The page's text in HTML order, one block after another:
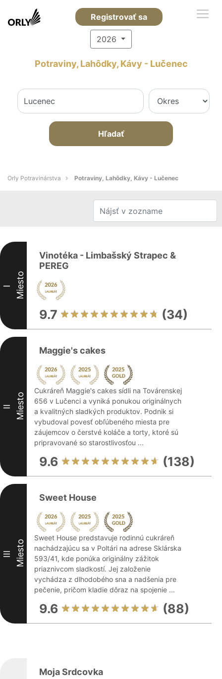
Registrovať sa
2026
Potraviny, Lahôdky, Kávy - Lučenec
Hľadať
Orly Potravinárstva Potraviny, Lahôdky, Kávy - Lučenec
I Miesto
Vinotéka - Limbašský Strapec &
PEREG
9.7 (34)
II Miesto
Maggie's cakes
Cukráreň Maggie's cakes sídli na Továrenskej
656 v Lučenci a vyniká ponukou originálnych
a kvalitných sladkých produktov. Podnik si
vybudoval povesť obľúbeného miesta pre
záujemcov o čerstvé koláče a torty, ktoré sú
pripravované so starostlivosťou ...
9.6 (138)
III Miesto
Sweet House
Sweet House predstavuje rodinnú cukráreň
nachádzajúcu sa v Poltári na adrese Sklárska
593/41, kde ponúka originálny zážitok
priaznivcom sladkostí. Jej založenie
vychádza z dlhodobého sna a nadšenia pre
pečenie, pričom kladie dôraz na spojenie ...
9.6 (88)
Moja Srdcovka